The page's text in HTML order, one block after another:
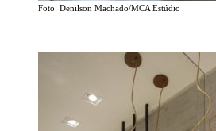
Foto: Denilson Machado/MCA Estúdio